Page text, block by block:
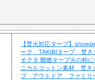
【焚火対応タープ】
ーク TAKIBIタープ 焚
オクタ 難燃タープ火の粉
ニカルコットン素材 焚
プ アウトドア ファミリ